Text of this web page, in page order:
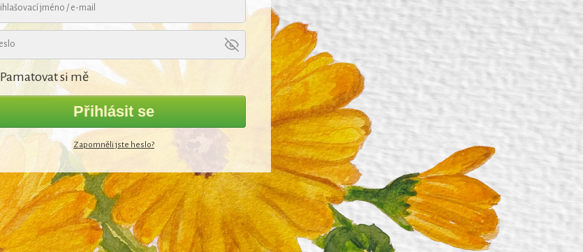
Pamatovat si mě
Přihlásit se
Zapomněli jste heslo?